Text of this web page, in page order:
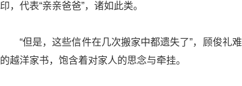
印，代表“亲亲爸爸”，诸如此类。
“但是，这些信件在几次搬家中都遗失了”，顾俊礼
的越洋家书，饱含着对家人的思念与牵挂。